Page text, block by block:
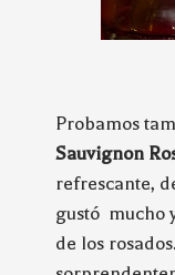
Probamos
Sauvignon
refrescante,
gustó mucho
de los